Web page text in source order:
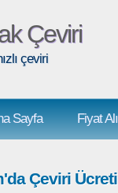
Çeviri
çeviri
Sayfa Fiyat
Çeviri